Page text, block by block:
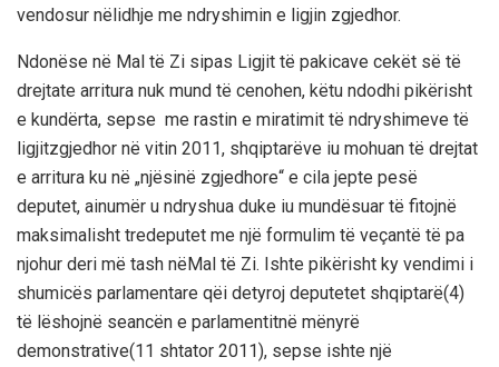
vendosur nëlidhje me ndryshimin e ligjin zgjedhor.
Ndonëse në Mal të Zi sipas Ligjit të pakicave cekët së të
drejtate arritura nuk mund të cenohen, këtu ndodhi pikërisht
e kundërta, sepse me rastin e miratimit të ndryshimeve të
ligjitzgjedhor në vitin 2011, shqiptarëve iu mohuan të drejtat
e arritura ku në „njësinë zgjedhore“ e cila jepte pesë
deputet, ainumër u ndryshua duke iu mundësuar të fitojnë
maksimalisht tredeputet me një formulim të veçantë të pa
njohur deri më tash nëMal të Zi. Ishte pikërisht ky vendimi i
shumicës parlamentare qëi detyroj deputetet shqiptarë(4)
të lëshojnë seancën e parlamentitnë mënyrë
demonstrative(11 shtator 2011), sepse ishte një